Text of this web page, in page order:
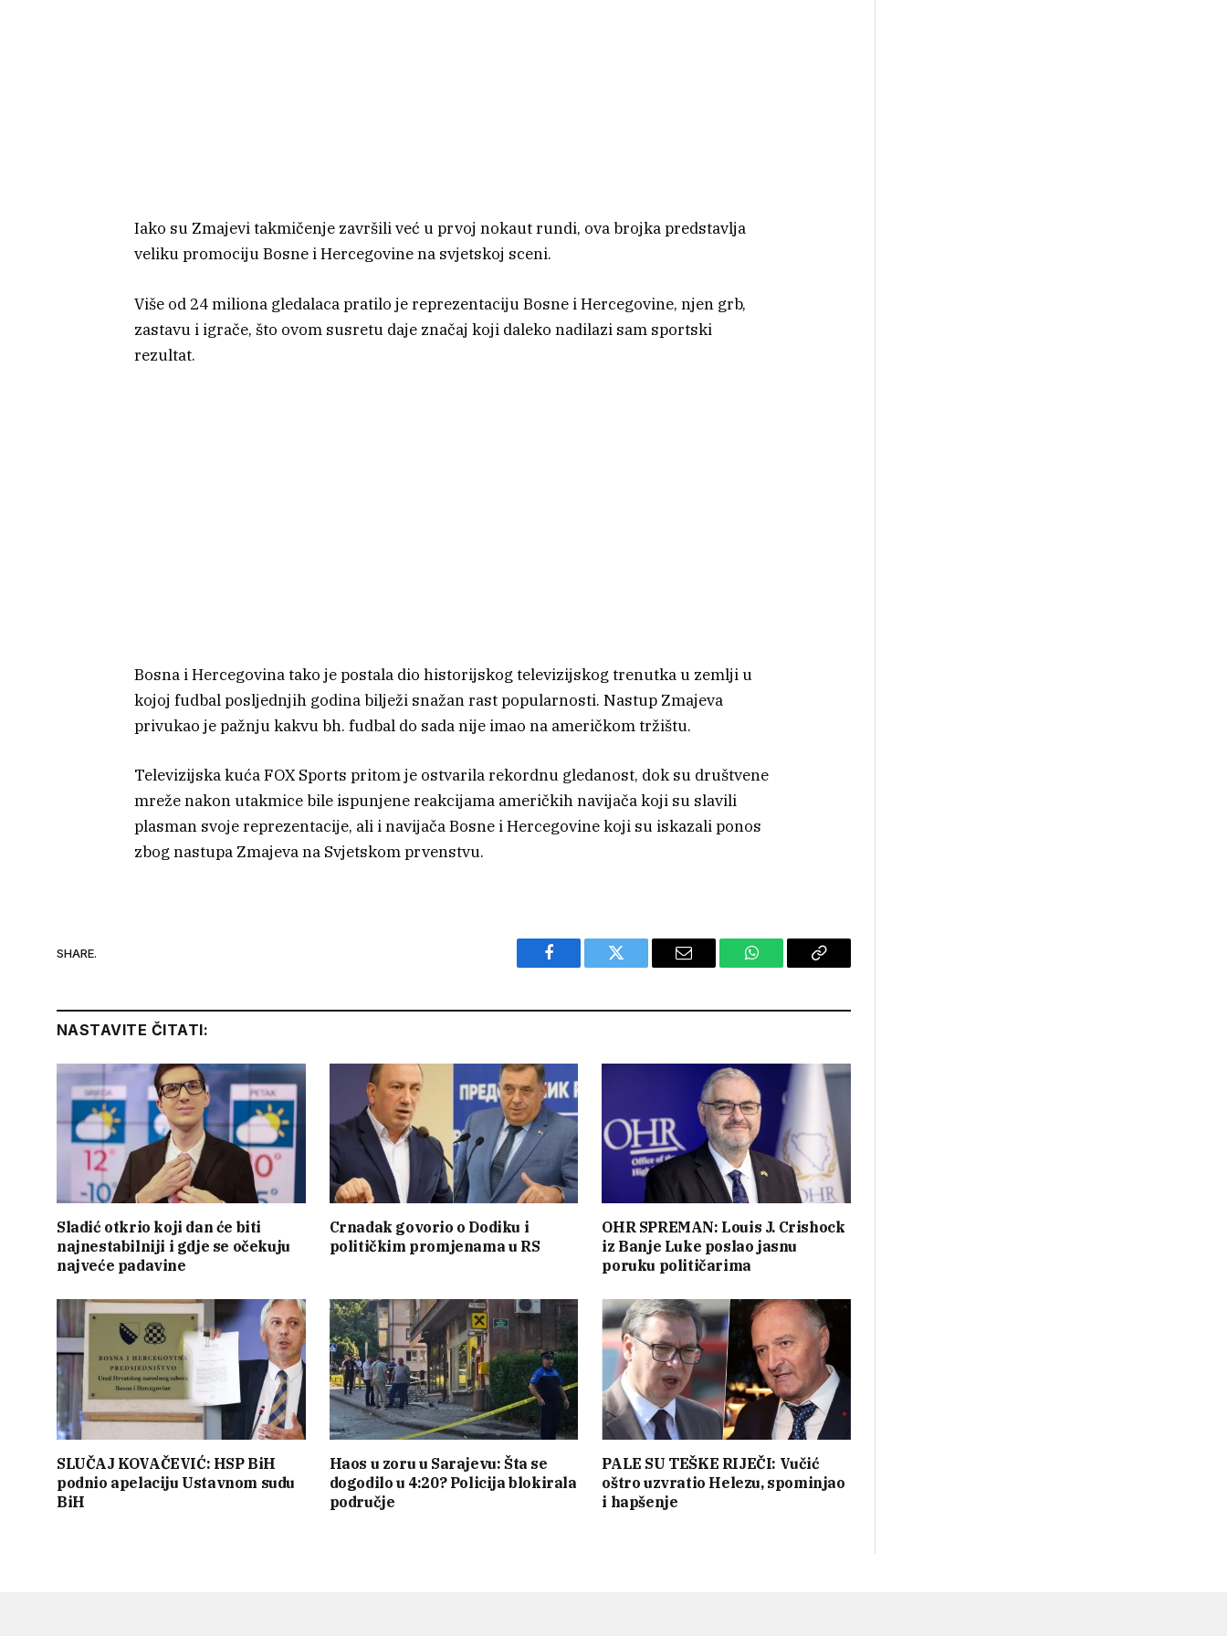
Iako su Zmajevi takmičenje završili već u prvoj nokaut rundi, ova brojka predstavlja
veliku promociju Bosne i Hercegovine na svjetskoj sceni.
Više od 24 miliona gledalaca pratilo je reprezentaciju Bosne i Hercegovine, njen grb,
zastavu i igrače, što ovom susretu daje značaj koji daleko nadilazi sam sportski
rezultat.
Bosna i Hercegovina tako je postala dio historijskog televizijskog trenutka u zemlji u
kojoj fudbal posljednjih godina bilježi snažan rast popularnosti. Nastup Zmajeva
privukao je pažnju kakvu bh. fudbal do sada nije imao na američkom tržištu.
Televizijska kuća FOX Sports pritom je ostvarila rekordnu gledanost, dok su društvene
mreže nakon utakmice bile ispunjene reakcijama američkih navijača koji su slavili
plasman svoje reprezentacije, ali i navijača Bosne i Hercegovine koji su iskazali ponos
zbog nastupa Zmajeva na Svjetskom prvenstvu.
SHARE.
Facebook Twitter Email WhatsAppCopy
NASTAVITE ČITATI:
Sladić otkrio koji dan će biti
najnestabilniji i gdje se očekuju
najveće padavine
Crnadak govorio o Dodiku i
političkim promjenama u RS
OHR SPREMAN: Louis J. Crishock
iz Banje Luke poslao jasnu
poruku političarima
SLUČAJ KOVAČEVIĆ: HSP BiH
podnio apelaciju Ustavnom sudu
BiH
Haos u zoru u Sarajevu: Šta se
dogodilo u 4:20? Policija blokirala
područje
PALE SU TEŠKE RIJEČI: Vučić
oštro uzvratio Helezu, spominjao
i hapšenje